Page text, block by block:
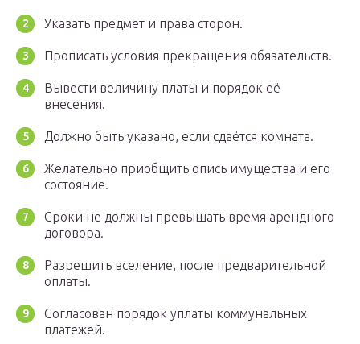
Указать предмет и права сторон.
Прописать условия прекращения обязательств.
Вывести величину платы и порядок её
внесения.
Должно быть указано, если сдаётся комната.
Желательно приобщить опись имущества и его
состояние.
Сроки не должны превышать время арендного
договора.
Разрешить вселение, после предварительной
оплаты.
Согласован порядок уплаты коммунальных
платежей.